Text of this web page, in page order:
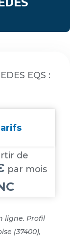
EQS :
de
par mois
ligne. Profil
(37400),